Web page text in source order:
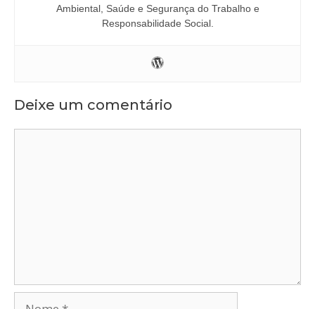
Ambiental, Saúde e Segurança do Trabalho e
Responsabilidade Social.
Deixe um comentário